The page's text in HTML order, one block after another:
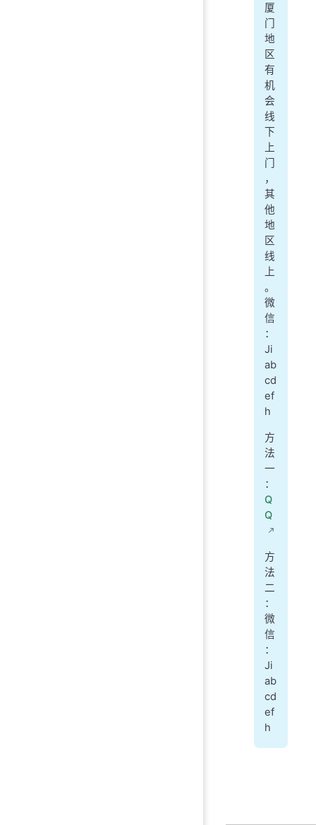
厦
门
地
区
有
机
会
线
下
上
门
，
其
他
地
区
线
上
。
微
信
：
Ji
ab
cd
ef
h
方
法
一
：
Q
Q
方
法
二
：
微
信
：
Ji
ab
cd
ef
h